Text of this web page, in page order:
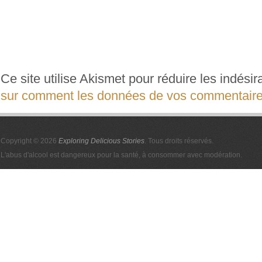
Ce site utilise Akismet pour réduire les
sur comment les données de vos
Copyright © 2026 Exploring Delicious Stories. Tous droits réservés.
L'abus d'alcool est dangereux pour la santé, à consommer avec modération.